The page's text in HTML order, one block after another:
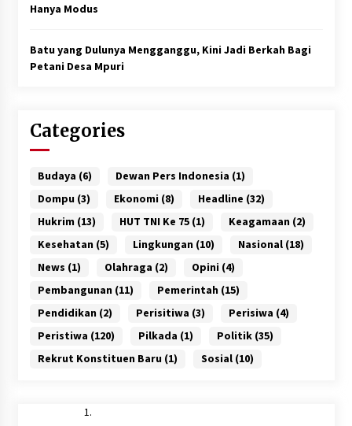
Hanya Modus
Batu yang Dulunya Mengganggu, Kini Jadi Berkah Bagi
Petani Desa Mpuri
Categories
Budaya (6) Dewan Pers Indonesia (1)
Dompu (3) Ekonomi (8) Headline (32)
Hukrim (13) HUT TNI Ke 75(1) Keagamaan (2)
Kesehatan (5) Lingkungan (10) Nasional(18)
News (1) Olahraga (2) Opini (4)
Pembangunan (11) Pemerintah (15)
Pendidikan (2) Perisitiwa (3) Perisiwa (4)
Peristiwa (120) Pilkada (1) Politik(35)
Rekrut Konstituen Baru (1) Sosial(10)